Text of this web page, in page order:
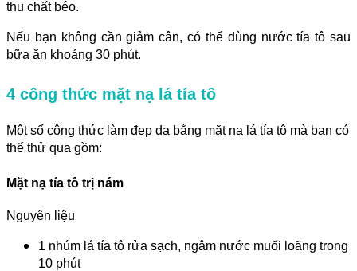
thu chất béo.
Nếu bạn không cần giảm cân, có thể dùng nước tía tô sau
bữa ăn khoảng 30 phút.
4 công thức mặt nạ lá tía tô
Một số công thức làm đẹp da bằng mặt nạ lá tía tô mà bạn có
thể thử qua gồm:
Mặt nạ tía tô trị nám
Nguyên liệu
1 nhúm lá tía tô rửa sạch, ngâm nước muối loãng trong
10 phút